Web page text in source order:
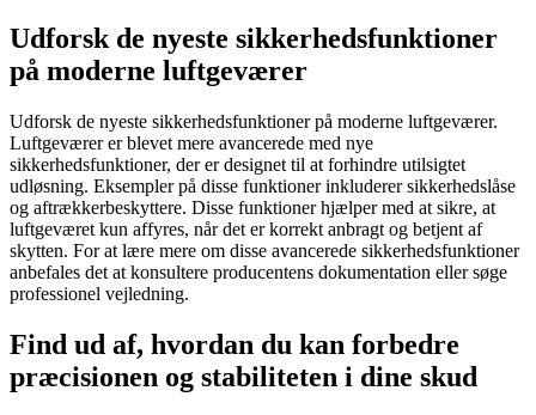
Udforsk de nyeste sikkerhedsfunktioner
på moderne luftgeværer
Udforsk de nyeste sikkerhedsfunktioner på moderne luftgeværer.
Luftgeværer er blevet mere avancerede med nye
sikkerhedsfunktioner, der er designet til at forhindre utilsigtet
udløsning. Eksempler på disse funktioner inkluderer sikkerhedslåse
og aftrækkerbeskyttere. Disse funktioner hjælper med at sikre, at
luftgeværet kun affyres, når det er korrekt anbragt og betjent af
skytten. For at lære mere om disse avancerede sikkerhedsfunktioner
anbefales det at konsultere producentens dokumentation eller søge
professionel vejledning.
Find ud af, hvordan du kan forbedre
præcisionen og stabiliteten i dine skud